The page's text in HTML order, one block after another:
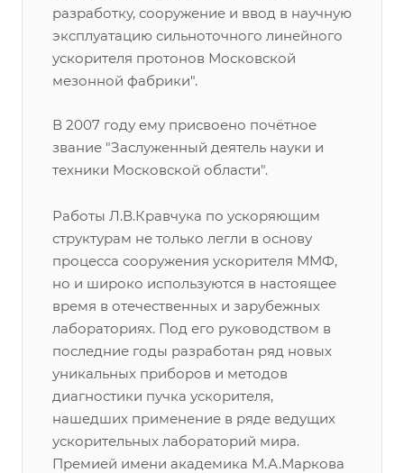
разработку, сооружение и ввод в научную
эксплуатацию сильноточного линейного
ускорителя протонов Московской
мезонной фабрики".
В 2007 году ему присвоено почётное
звание "Заслуженный деятель науки и
техники Московской области".
Работы Л.В.Кравчука по ускоряющим
структурам не только легли в основу
процесса сооружения ускорителя ММФ,
но и широко используются в настоящее
время в отечественных и зарубежных
лабораториях. Под его руководством в
последние годы разработан ряд новых
уникальных приборов и методов
диагностики пучка ускорителя,
нашедших применение в ряде ведущих
ускорительных лабораторий мира.
Премией имени академика М.А.Маркова